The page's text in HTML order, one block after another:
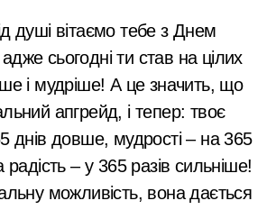
сьогодні ти став на цілих
і мудріше! А це значить, що
апгрейд, і тепер: твоє
днів довше, мудрості – на 365
радість – у 365 разів сильніше!
можливість, вона дається